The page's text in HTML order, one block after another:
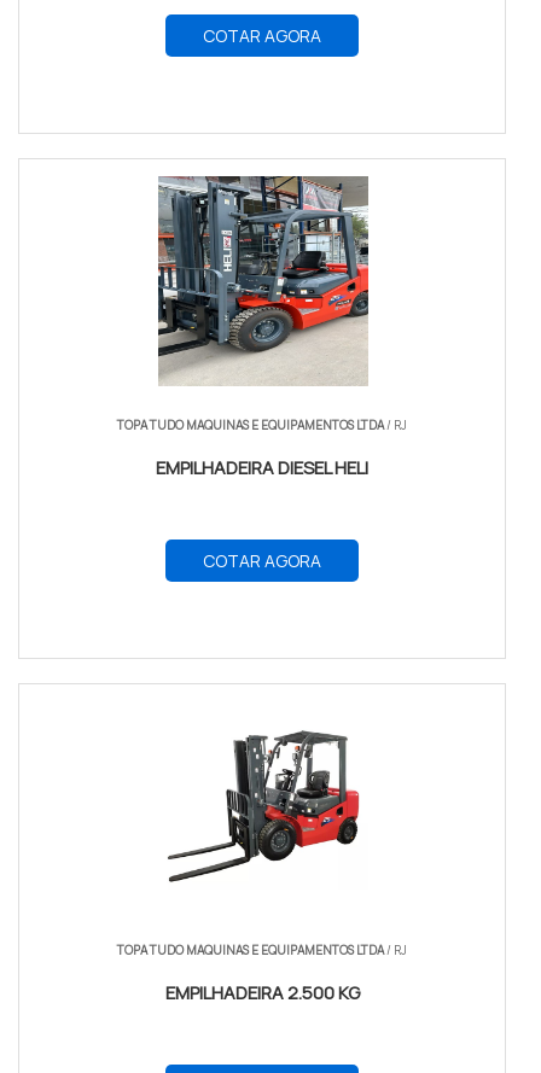
COTAR AGORA
TOPA TUDO MAQUINAS E EQUIPAMENTOS LTDA/ RJ
EMPILHADEIRA DIESEL HELI
COTAR AGORA
TOPA TUDO MAQUINAS E EQUIPAMENTOS LTDA/ RJ
EMPILHADEIRA 2.500 KG